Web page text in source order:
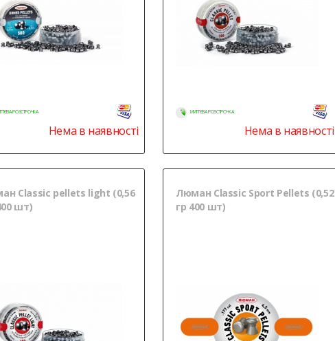
РОЗСТРОЧКА
Нема в наявності
МИТТЄВА РОЗСТРОЧКА
Нема в наявності
Classic pellets light (0,56
шт)
Люман Classic Sport Pellets (0,52
гр 400 шт)